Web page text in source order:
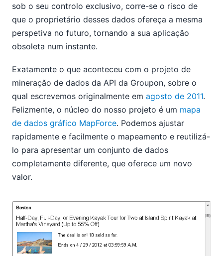
sob o seu controlo exclusivo, corre-se o risco de
que o proprietário desses dados ofereça a mesma
perspetiva no futuro, tornando a sua aplicação
obsoleta num instante.
Exatamente o que aconteceu com o projeto de
mineração de dados da API da Groupon, sobre o
qual escrevemos originalmente em agosto de 2011.
Felizmente, o núcleo do nosso projeto é um mapa
de dados gráfico MapForce. Podemos ajustar
rapidamente e facilmente o mapeamento e reutilizá-
lo para apresentar um conjunto de dados
completamente diferente, que oferece um novo
valor.